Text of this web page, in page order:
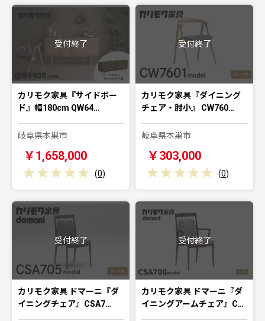
受付終了
カリモク家具『サイドボー
ド』幅180cm QW64…
岐阜県本巣市
￥1,658,000
(0)
受付終了
カリモク家具『ダイニング
チェア・肘小』 CW760…
岐阜県本巣市
￥303,000
(0)
受付終了
カリモク家具 ドマーニ『ダ
イニングチェア』CSA7…
受付終了
カリモク家具 ドマーニ『ダ
イニングアームチェア』C…